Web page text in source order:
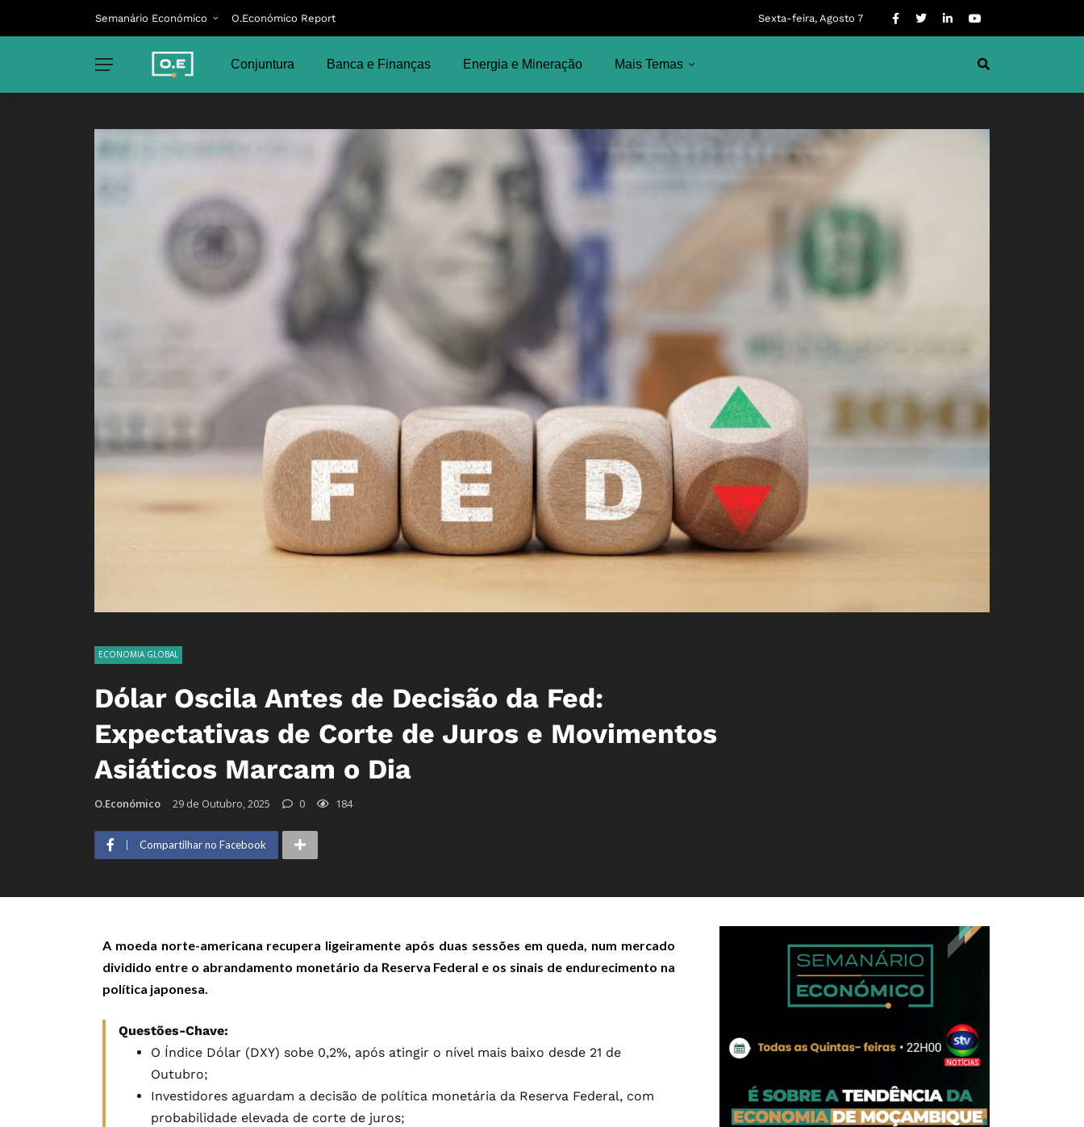
Semanário Económico O.Económico Report Sexta-feira, Agosto 7
Conjuntura Banca e Finanças Energia e Mineração Mais Temas
ECONOMIA GLOBAL
Dólar Oscila Antes de Decisão da Fed:
Expectativas de Corte de Juros e Movimentos
Asiáticos Marcam o Dia
O.Económico 29 de Outubro, 2025 0 184
Compartilhar no Facebook
A moeda norte-americana recupera ligeiramente após duas sessões em queda, num mercado
dividido entre o abrandamento monetário da Reserva Federal e os sinais de endurecimento na
política japonesa.
Questões-Chave:
O Índice Dólar (DXY) sobe 0,2%, após atingir o nível mais baixo desde 21 de
Outubro;
Investidores aguardam a decisão de política monetária da Reserva Federal, com
probabilidade elevada de corte de juros;